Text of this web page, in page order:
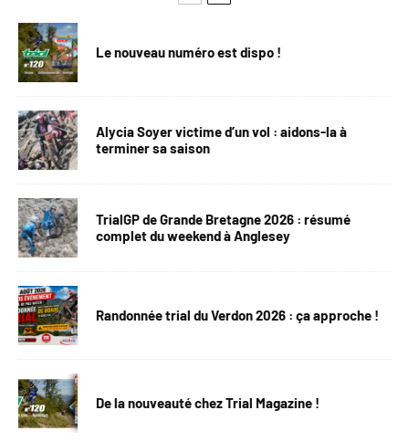
Le nouveau numéro est dispo !
Alycia Soyer victime d’un vol : aidons-la à
terminer sa saison
TrialGP de Grande Bretagne 2026 : résumé
complet du weekend à Anglesey
Randonnée trial du Verdon 2026 : ça approche !
De la nouveauté chez Trial Magazine !